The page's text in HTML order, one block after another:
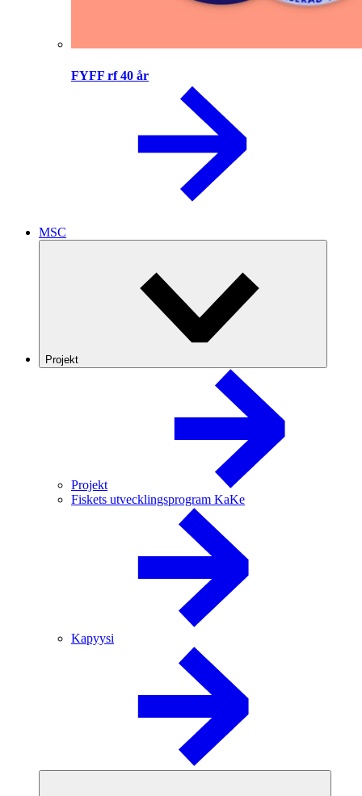
FYFF rf 40 år
MSC
Projekt
Projekt
Fiskets utvecklingsprogram KaKe
Kapyysi